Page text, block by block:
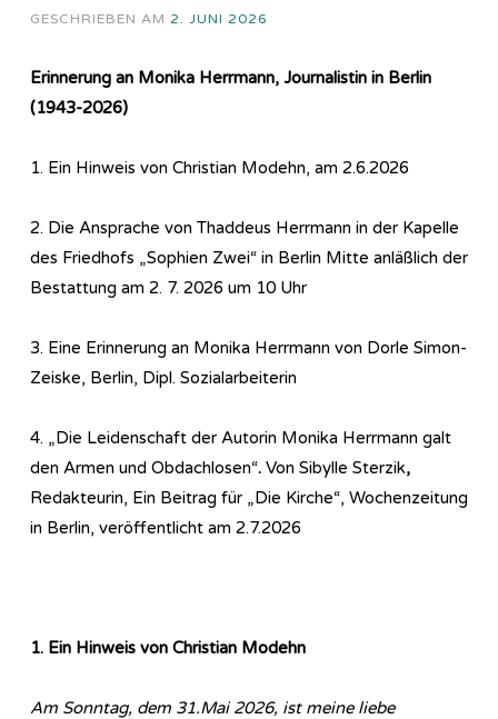
GESCHRIEBEN AM 2. JUNI 2026
Erinnerung an Monika Herrmann, Journalistin in Berlin
(1943-2026)
1. Ein Hinweis von Christian Modehn, am 2.6.2026
2. Die Ansprache von Thaddeus Herrmann in der Kapelle
des Friedhofs „Sophien Zwei“ in Berlin Mitte anläßlich der
Bestattung am 2. 7. 2026 um 10 Uhr
3. Eine Erinnerung an Monika Herrmann von Dorle Simon-
Zeiske, Berlin, Dipl. Sozialarbeiterin
4. „Die Leidenschaft der Autorin Monika Herrmann galt
den Armen und Obdachlosen“. Von Sibylle Sterzik,
Redakteurin, Ein Beitrag für „Die Kirche“, Wochenzeitung
in Berlin, veröffentlicht am 2.7.2026
1. Ein Hinweis von Christian Modehn
Am Sonntag, dem 31.Mai 2026, ist meine liebe